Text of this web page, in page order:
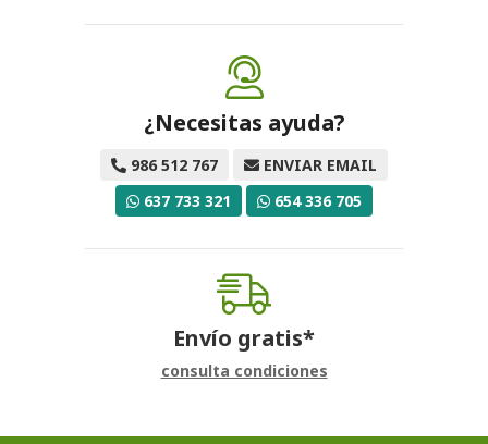
¿Necesitas ayuda?
986 512 767
ENVIAR EMAIL
637 733 321
654 336 705
Envío gratis*
consulta condiciones